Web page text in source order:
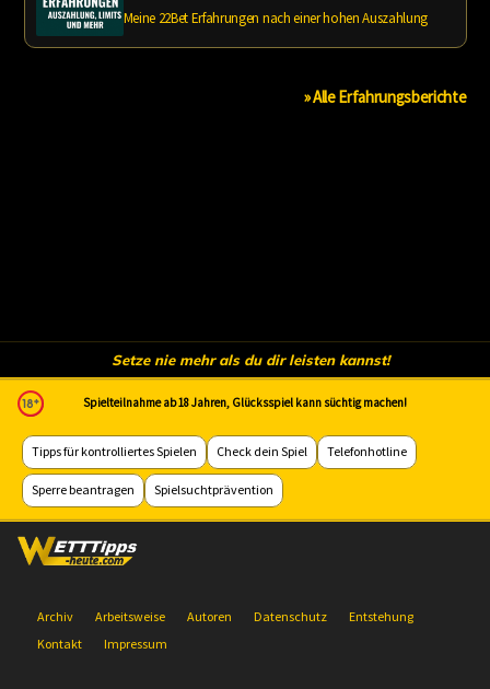
Meine 22Bet Erfahrungen nach einer hohen Auszahlung
» Alle Erfahrungsberichte
Setze nie mehr als du dir leisten kannst!
Spielteilnahme ab 18 Jahren, Glücksspiel kann süchtig machen!
Tipps für kontrolliertes Spielen Check dein Spiel Telefonhotline
Sperre beantragen Spielsuchtprävention
Archiv Arbeitsweise Autoren Datenschutz
Entstehung
Kontakt
Impressum